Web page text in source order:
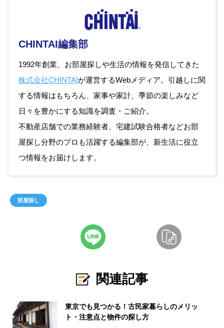
CHINTAI編集部
1992年創業、お部屋探しや生活の情報を発信してきた
株式会社CHINTAIが運営するWebメディア。引越しに関
する情報はもちろん、家事や家計、季節の楽しみなど
日々を豊かにする知識を調査・ご紹介。
不動産店舗での業務経験者、宅建試験合格者などお部
屋探し分野のプロも活躍する編集部が、新生活に役立
つ情報をお届けします。
部屋探し
関連記事
東京でも見つかる！古民家暮らしのメリッ
ト・注意点と物件の探し方